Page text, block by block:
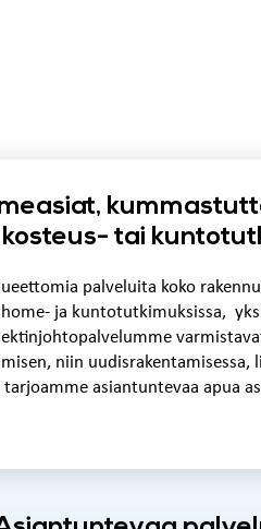
tai
palveluita koko
ja kuntotutkimuksissa,
niin uudisrakentamisessa,
asiantuntevaa apua